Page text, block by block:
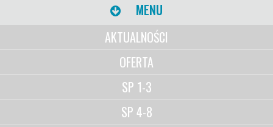
MENU
AKTUALNOŚCI
OFERTA
SP 1-3
SP 4-8